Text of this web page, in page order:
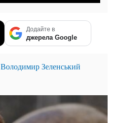
Додайте в
джерела Google
Володимир Зеленський